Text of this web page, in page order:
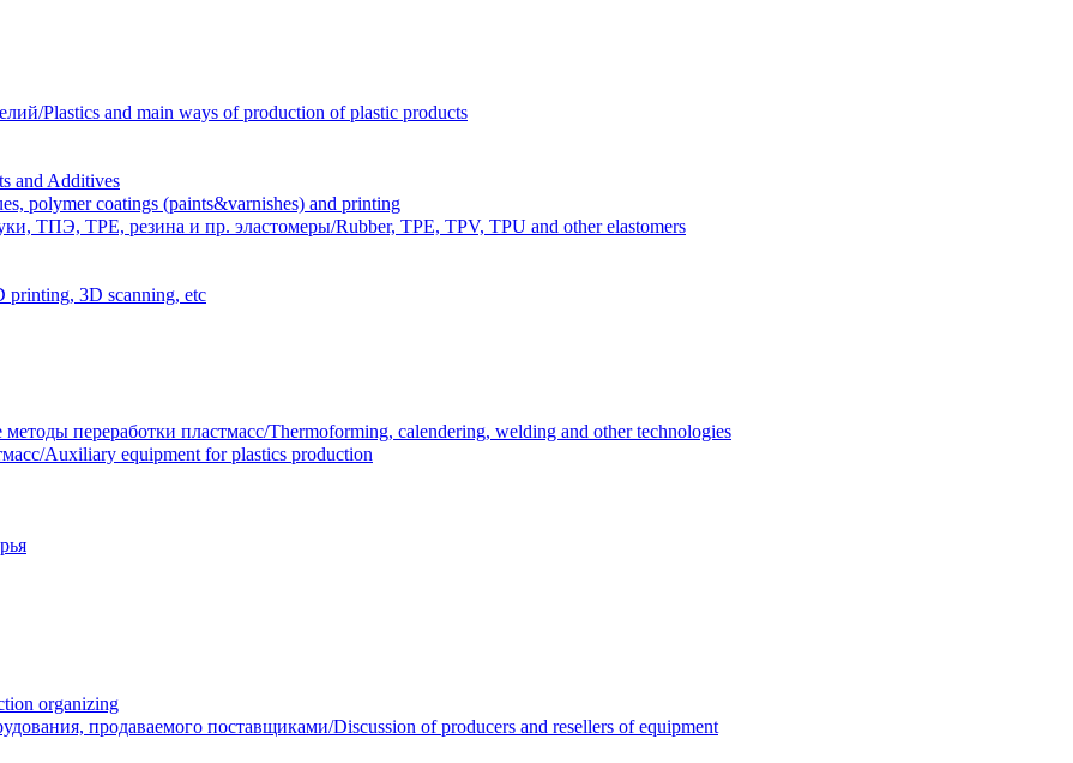
Plastics and main ways of production of plastic products
and Additives
polymer coatings (paints&varnishes) and printing
ТПЭ, TPE, резина и пр. эластомеры/Rubber, TPE, TPV, TPU and other elastomers
3D scanning, etc
переработки пластмасс/Thermoforming, calendering, welding and other technologies
Auxiliary equipment for plastics production
organizing
продаваемого поставщиками/Discussion of producers and resellers of equipment